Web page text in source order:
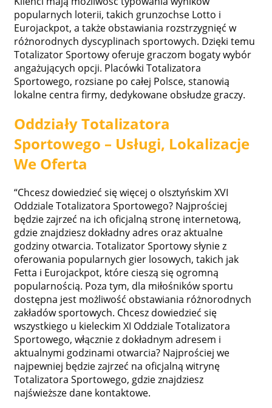
popularnych loterii, takich grunzochse Lotto i
Eurojackpot, a także obstawiania rozstrzygnięć w
różnorodnych dyscyplinach sportowych. Dzięki temu
Totalizator Sportowy oferuje graczom bogaty wybór
angażujących opcji. Placówki Totalizatora
Sportowego, rozsiane po całej Polsce, stanowią
lokalne centra firmy, dedykowane obsłudze graczy.
Oddziały Totalizatora
Sportowego – Usługi, Lokalizacje
We Oferta
“Chcesz dowiedzieć się więcej o olsztyńskim XVI
Oddziale Totalizatora Sportowego? Najprościej
będzie zajrzeć na ich oficjalną stronę internetową,
gdzie znajdziesz dokładny adres oraz aktualne
godziny otwarcia. Totalizator Sportowy słynie z
oferowania popularnych gier losowych, takich jak
Fetta i Eurojackpot, które cieszą się ogromną
popularnością. Poza tym, dla miłośników sportu
dostępna jest możliwość obstawiania różnorodnych
zakładów sportowych. Chcesz dowiedzieć się
wszystkiego u kieleckim XI Oddziale Totalizatora
Sportowego, włącznie z dokładnym adresem i
aktualnymi godzinami otwarcia? Najprościej we
najpewniej będzie zajrzeć na oficjalną witrynę
Totalizatora Sportowego, gdzie znajdziesz
najświeższe dane kontaktowe.